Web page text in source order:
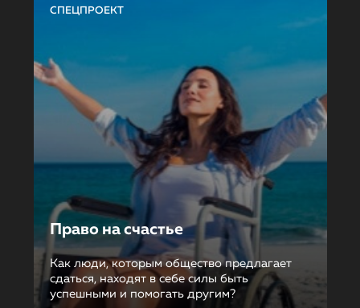
СПЕЦПРОЕКТ
Право на счастье
Как люди, которым общество предлагает
сдаться, находят в себе силы быть
успешными и помогать другим?